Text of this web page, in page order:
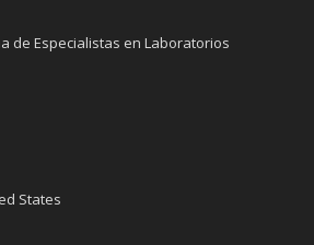
de Especialistas en Laboratorios
States